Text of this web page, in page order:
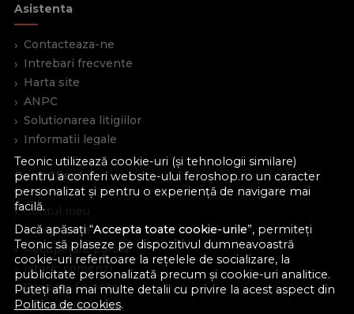
Teonic utilizează cookie-uri (și tehnologii similare)
pentru a conferi website-ului feroshop.ro un caracter
personalizat și pentru o experiență de navigare mai
facilă.
Dacă apăsați “Accepta toate cookie-urile”, permiteți
Teonic să plaseze pe dispozitivul dumneavoastră
cookie-uri referitoare la rețelele de socializare, la
publicitate personalizată precum și cookie-uri analitice.
Puteți afla mai multe detalii cu privire la acest aspect din
Politica de cookies.
Asistenta
Contacteaza-ne
Intrebari frecvente
Harta site
ANPC
Solutionarea litigiilor
Informatii legale
Cont Client
Contul meu
Inregistrare
Recuperare parola
Istoric comenzi
Produse favorite
Devino partener